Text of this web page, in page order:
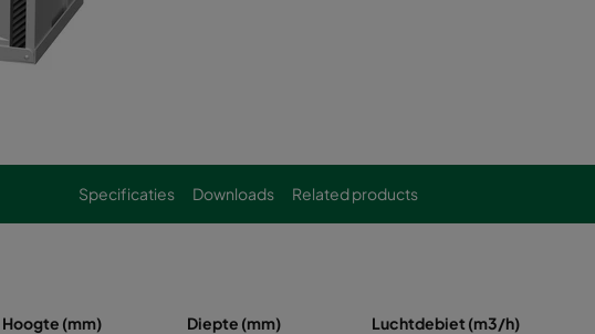
Specificaties Downloads Related products
Hoogte (mm) Diepte (mm) Luchtdebiet (m3/h)